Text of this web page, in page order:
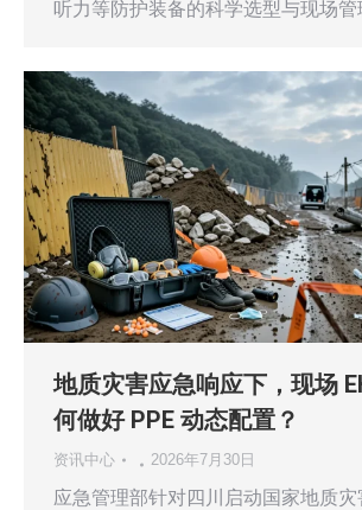
听力等防护装备的科学选型与现场管
地质灾害应急响应下，现场
何做好 PPE 动态配置？
资讯中心 2026年7月30日
应急管理部针对四川启动国家地质